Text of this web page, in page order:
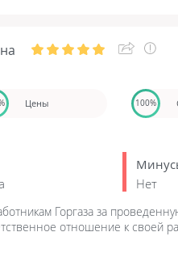
Цены 100%
Нет
Горгаза за
отношение к своей